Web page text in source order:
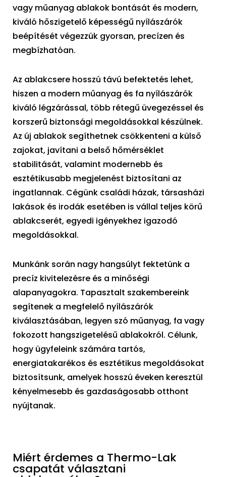
vagy műanyag ablakok bontását és modern,
kiváló hőszigetelő képességű nyílászárók
beépítését végezzük gyorsan, precízen és
megbízhatóan.
Az ablakcsere hosszú távú befektetés lehet,
hiszen a modern műanyag és fa nyílászárók
kiváló légzárással, több rétegű üvegezéssel és
korszerű biztonsági megoldásokkal készülnek.
Az új ablakok segíthetnek csökkenteni a külső
zajokat, javítani a belső hőmérséklet
stabilitását, valamint modernebb és
esztétikusabb megjelenést biztosítani az
ingatlannak. Cégünk családi házak, társasházi
lakások és irodák esetében is vállal teljes körű
ablakcserét, egyedi igényekhez igazodó
megoldásokkal.
Munkánk során nagy hangsúlyt fektetünk a
precíz kivitelezésre és a minőségi
alapanyagokra. Tapasztalt szakembereink
segítenek a megfelelő nyílászárók
kiválasztásában, legyen szó műanyag, fa vagy
fokozott hangszigetelésű ablakokról. Célunk,
hogy ügyfeleink számára tartós,
energiatakarékos és esztétikus megoldásokat
biztosítsunk, amelyek hosszú éveken keresztül
kényelmesebb és gazdaságosabb otthont
nyújtanak.
Miért érdemes a Thermo-Lak
csapatát választani